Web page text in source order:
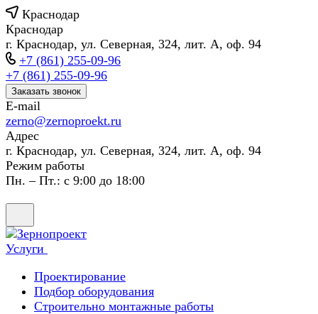
Краснодар
Краснодар
г. Краснодар, ул. Северная, 324, лит. А, оф. 94
+7 (861) 255-09-96
+7 (861) 255-09-96
Заказать звонок
E-mail
zerno@zernoproekt.ru
Адрес
г. Краснодар, ул. Северная, 324, лит. А, оф. 94
Режим работы
Пн. – Пт.: с 9:00 до 18:00
Услуги
Проектирование
Подбор оборудования
Строительно монтажные работы